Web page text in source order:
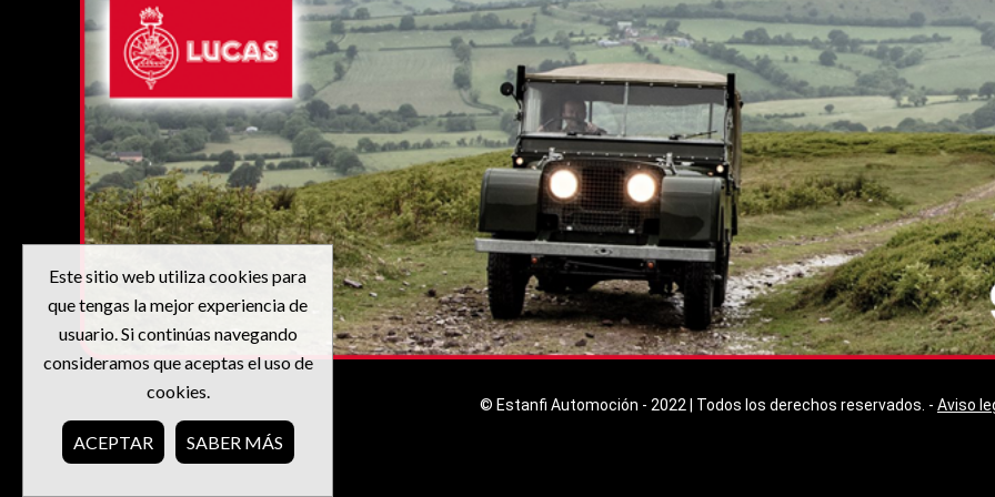
© Estanfi Automoción - 2022 | Todos los derechos reservados. - Aviso
Este sitio web utiliza cookies para
que tengas la mejor experiencia de
usuario. Si continúas navegando
consideramos que aceptas el uso de
cookies.
ACEPTAR SABER MÁS